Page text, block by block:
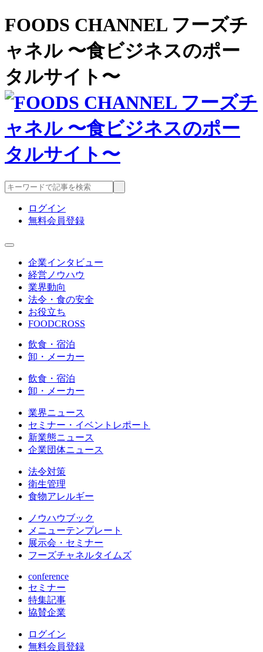
FOODS CHANNEL フーズチ
ャネル 〜食ビジネスのポー
タルサイト〜
ログイン
無料会員登録
企業インタビュー
経営ノウハウ
業界動向
法令・食の安全
お役立ち
FOODCROSS
飲食・宿泊
卸・メーカー
飲食・宿泊
卸・メーカー
業界ニュース
セミナー・イベントレポート
新業態ニュース
企業団体ニュース
法令対策
衛生管理
食物アレルギー
ノウハウブック
メニューテンプレート
展示会・セミナー
フーズチャネルタイムズ
conference
セミナー
特集記事
協賛企業
ログイン
無料会員登録